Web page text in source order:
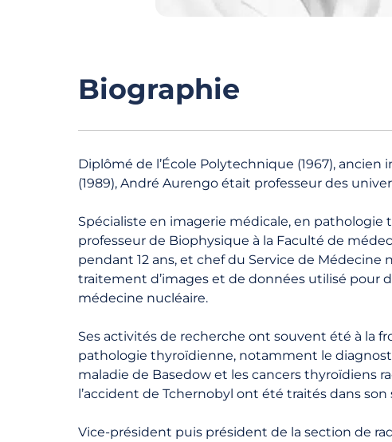
Biographie
Diplômé de l’École Polytechnique (1967),
(1989), André Aurengo était professeur des
Spécialiste en imagerie médicale, en pathologie
professeur de Biophysique à la Faculté de
pendant 12 ans, et chef du Service de Médecine
traitement d’images et de données utilisé pour
médecine nucléaire.
Ses activités de recherche ont souvent été à la
pathologie thyroïdienne, notamment le
maladie de Basedow et les cancers thyroïdiens
l’accident de Tchernobyl ont été traités dans son
Vice-président puis président de la section de